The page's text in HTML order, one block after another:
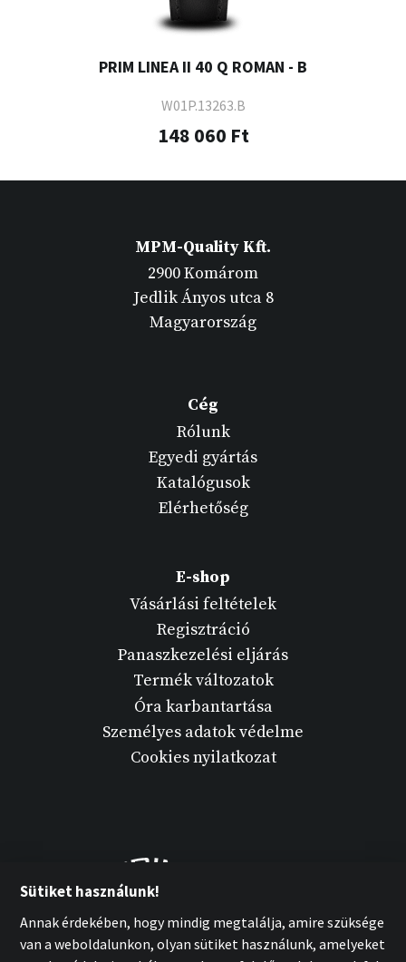
PRIM LINEA II 40 Q ROMAN - B
W01P.13263.B
148 060 Ft
MPM-Quality Kft.
2900 Komárom
Jedlik Ányos utca 8
Magyarország
Cég
Rólunk
Egyedi gyártás
Katalógusok
Elérhetőség
E-shop
Vásárlási feltételek
Regisztráció
Panaszkezelési eljárás
Termék változatok
Óra karbantartása
Személyes adatok védelme
Cookies nyilatkozat
Sütiket használunk!
Annak érdekében, hogy mindig megtalálja, amire szüksége
van a weboldalunkon, olyan sütiket használunk, amelyeket